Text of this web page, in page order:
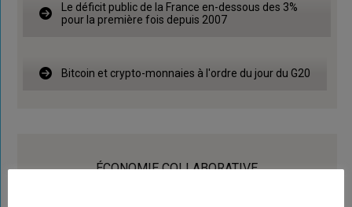
Le déficit public de la France en-dessous des 3%
pour la première fois depuis 2007
Bitcoin et crypto-monnaies à l'ordre du jour du G20
ÉCONOMIE COLLABORATIVE